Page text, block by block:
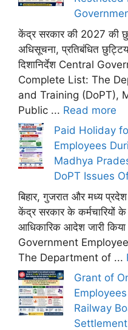
केंद्र सरकार की 2027 की
अधिसूचना, प्रतिबंधित
दिशानिर्देश Central
Complete List: The
and Training (DoPT),
Public ... Read more
Paid Holiday
Employees
Madhya
DoPT Issues
बिहार, गुजरात और मध्य
केंद्र सरकार के
आधिकारिक आदेश जारी
Government
The Department of ...
Grant of
Railway